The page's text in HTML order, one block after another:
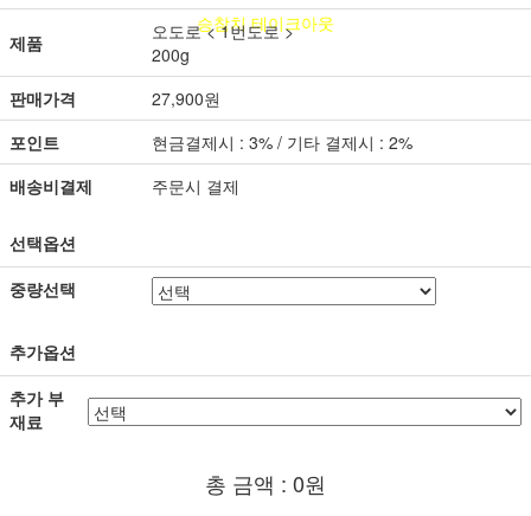
승참치 테이크아웃
제품
오도로 < 1번도로 >
200g
판매가격
27,900원
포인트
현금결제시 : 3% / 기타 결제시 : 2%
배송비결제
주문시 결제
선택옵션
중량선택
추가옵션
추가 부
재료
총 금액 : 0원